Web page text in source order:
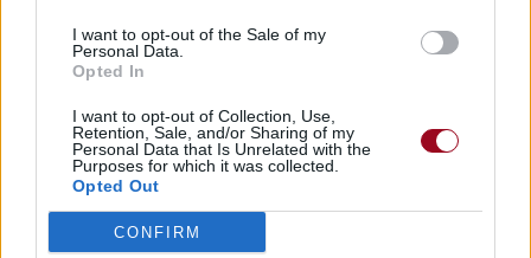
I want to opt-out of the Sale of my
Personal Data.
Opted In
I want to opt-out of Collection, Use,
Retention, Sale, and/or Sharing of my
Personal Data that Is Unrelated with the
Purposes for which it was collected.
Opted Out
CONFIRM